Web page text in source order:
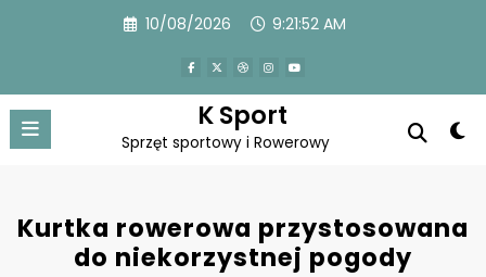
10/08/2026 9:21:52 AM
K Sport
Sprzęt sportowy i Rowerowy
Kurtka rowerowa przystosowana
do niekorzystnej pogody